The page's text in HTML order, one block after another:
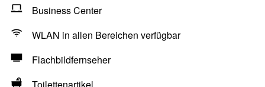
Business Center
WLAN in allen Bereichen verfügbar
Flachbildfernseher